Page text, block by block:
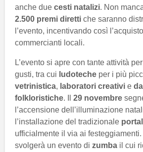
anche due cesti natalizi. Non
2.500 premi diretti che saranno
l’evento, incentivando così
commercianti locali.
L’evento si apre con tante attività
gusti, tra cui ludoteche per i più
vetrinistica, laboratori creativi e
folkloristiche. Il 29 novembre
l’accensione dell’illuminazione
l’installazione del tradizionale
ufficialmente il via ai festeggiamenti.
svolgerà un evento di zumba il cui